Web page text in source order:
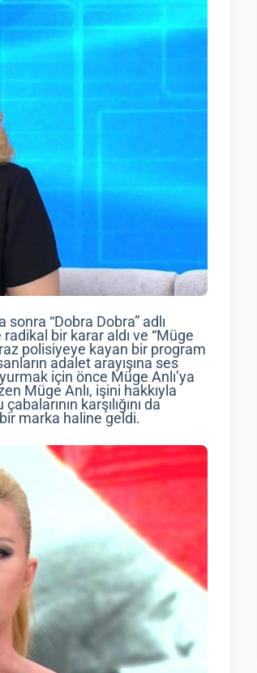
“Dobra Dobra” adlı
bir karar aldı ve “Müge
polisiyeye kayan bir program
adalet arayışına ses
için önce Müge Anlı’ya
Müge Anlı, işini hakkıyla
karşılığını da
marka haline geldi.